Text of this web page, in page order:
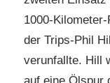
1000-
der Trips-Phil
verunfallte. Hill